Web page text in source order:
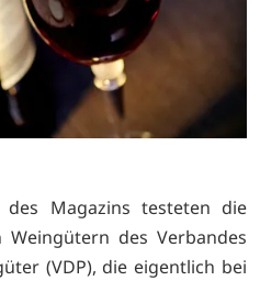
des Magazins testeten die
des Verbandes
(VDP), die eigentlich bei